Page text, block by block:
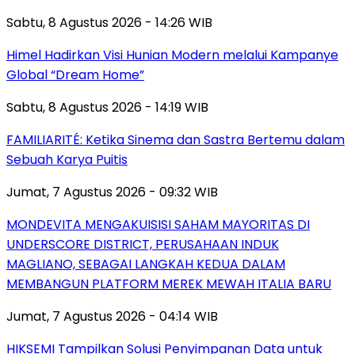
Sabtu, 8 Agustus 2026 - 14:26 WIB
Himel Hadirkan Visi Hunian Modern melalui Kampanye
Global “Dream Home”
Sabtu, 8 Agustus 2026 - 14:19 WIB
FAMILIARITÉ: Ketika Sinema dan Sastra Bertemu dalam
Sebuah Karya Puitis
Jumat, 7 Agustus 2026 - 09:32 WIB
MONDEVITA MENGAKUISISI SAHAM MAYORITAS DI
UNDERSCORE DISTRICT, PERUSAHAAN INDUK
MAGLIANO, SEBAGAI LANGKAH KEDUA DALAM
MEMBANGUN PLATFORM MEREK MEWAH ITALIA BARU
Jumat, 7 Agustus 2026 - 04:14 WIB
HIKSEMI Tampilkan Solusi Penyimpanan Data untuk